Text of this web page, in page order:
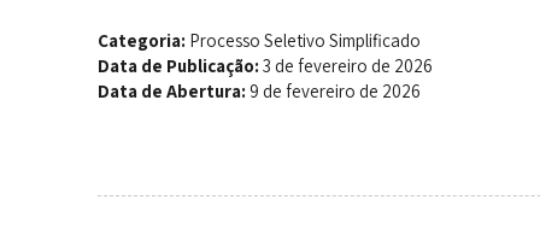
Categoria: Processo Seletivo Simplificado
Data de Publicação: 3 de fevereiro de 2026
Data de Abertura: 9 de fevereiro de 2026